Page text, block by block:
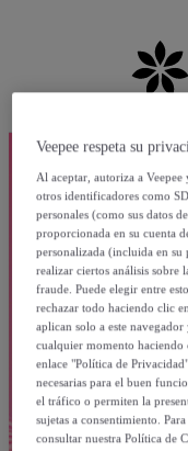
Veepee respeta su
Al aceptar, autoriza a Veepee
otros identificadores como
personales (como sus datos
proporcionada en su cuenta
personalizada (incluida en
realizar ciertos análisis sobre
fraude. Puede elegir entre
rechazar todo haciendo clic
aplican solo a este
cualquier momento haciendo
enlace "Política de
necesarias para el buen
el tráfico o permiten la
sujetas a consentimiento.
consultar nuestra Política de